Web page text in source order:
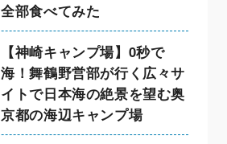
全部食べてみた
【神崎キャンプ場】0秒で
海！舞鶴野営部が行く広々サ
イトで日本海の絶景を望む奥
京都の海辺キャンプ場